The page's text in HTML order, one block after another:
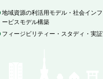
地域資源の利活用モデル・社会イン
ービスモデル構築
フィージビリティー・スタディ・実